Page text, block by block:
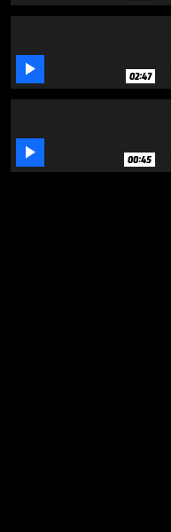
 02:47
 00:45